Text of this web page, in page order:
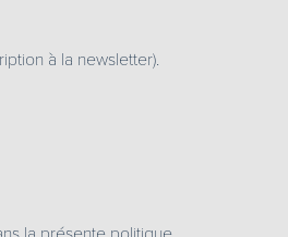
à la newsletter).
la présente politique.